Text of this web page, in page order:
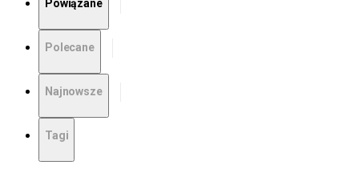
Powiązane
Polecane
Najnowsze
Tagi